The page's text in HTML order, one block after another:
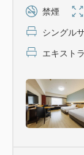
もおすすめで
藤紫色）から
在庫状況によ
がございます
（サイズ 縦
※連泊でご宿
禁煙
シングル
エキスト